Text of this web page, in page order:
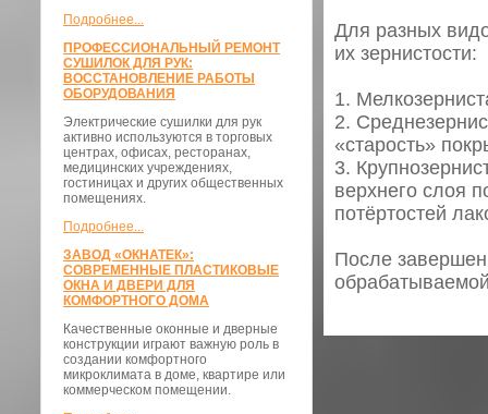
Подробнее...
ПРОФЕССИОНАЛЬНЫЙ РЕМОНТ
СУШИЛОК ДЛЯ РУК:
ВОССТАНОВЛЕНИЕ РАБОТЫ
ОБОРУДОВАНИЯ
Электрические сушилки для рук
активно используются в торговых
центрах, офисах, ресторанах,
медицинских учреждениях,
гостиницах и других общественных
помещениях.
Подробнее...
ЗАВОД «ОКНАТЕК»:
СОВРЕМЕННЫЕ ПЛАСТИКОВЫЕ
ОКНА И ДВЕРИ ДЛЯ
КОМФОРТНОГО ДОМА
Качественные оконные и дверные
конструкции играют важную роль в
создании комфортного
микроклимата в доме, квартире или
коммерческом помещении.
Для разных
их зернистости:
1.
2.
«старость»
3.
верхнего слоя
потёртостей
После